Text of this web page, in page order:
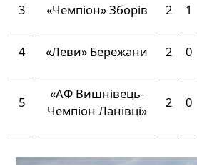
3 «Чемпіон» Зборів 2 1
4 «Леви» Бережани 2 0
5
«АФ Вишнівець-
Чемпіон Ланівці»
2 0